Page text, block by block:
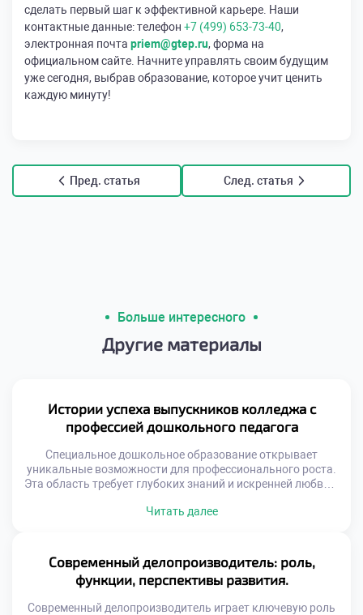
сделать первый шаг к эффективной карьере. Наши
контактные данные: телефон +7 (499) 653-73-40,
электронная почта priem@gtep.ru, форма на
официальном сайте. Начните управлять своим будущим
уже сегодня, выбрав образование, которое учит ценить
каждую минуту!
Пред. статья След. статья
Больше интересного
Другие материалы
Истории успеха выпускников колледжа с
профессией дошкольного педагога
Специальное дошкольное образование открывает
уникальные возможности для профессионального роста.
Эта область требует глубоких знаний и искренней любви к
наставниками для маленьких личностей. Их труд
уважаемой в обществе. Сегодня спрос на
квалифицированных специалистов только возрастает.
Родители ищут лучших воспитателей для […]
Читать далее
Современный делопроизводитель: роль,
функции, перспективы развития.
Современный делопроизводитель играет ключевую роль